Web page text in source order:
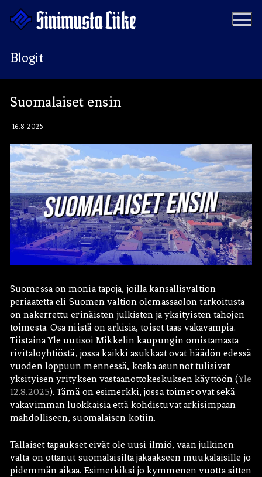
Hyppää
sisältöön
Materiaalipankki
Yhteystiedot
Vaalit
Ohjelma
Jäseneksi
Artikkelit
Uutiset
Blogit
Kauppa
Hae:
Blogit
Suomalaiset ensin
16.8.2025
Suomessa on monia tapoja, joilla kansallisvaltion
periaatetta eli Suomen valtion olemassaolon tarkoitusta
on nakerrettu erinäisten julkisten ja yksityisten tahojen
toimesta. Osa niistä on arkisia, toiset taas vakavampia.
Tiistaina Yle uutisoi Mikkelin kaupungin omistamasta
rivitaloyhtiöstä, jossa kaikki asukkaat ovat häädön edessä
vuoden loppuun mennessä, koska asunnot tulisivat
yksityisen yrityksen vastaanottokeskuksen käyttöön (Yle
12.8.2025). Tämä on esimerkki, jossa toimet ovat sekä
vakavimman luokkaisia että kohdistuvat arkisimpaan
mahdolliseen, suomalaisen kotiin.
Tällaiset tapaukset eivät ole uusi ilmiö, vaan julkinen
valta on ottanut suomalaisilta jakaakseen muukalaisille jo
pidemmän aikaa. Esimerkiksi jo kymmenen vuotta sitten